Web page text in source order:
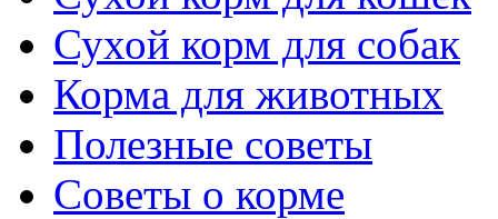
Сухой корм для собак
Корма для животных
Полезные советы
Советы о корме